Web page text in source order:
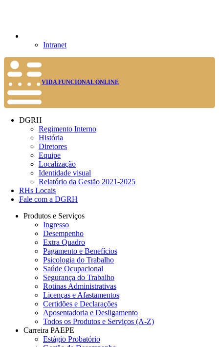
Intranet
VIDA FUNCIONAL ONLINE
DGRH
Regimento Interno
História
Diretores
Equipe
Localização
Identidade visual
Relatório da Gestão 2021-2025
RHs Locais
Fale com a DGRH
Produtos e Serviços
Ingresso
Desempenho
Extra Quadro
Pagamento e Benefícios
Psicologia do Trabalho
Saúde Ocupacional
Segurança do Trabalho
Rotinas Administrativas
Licenças e Afastamentos
Certidões e Declarações
Aposentadoria e Desligamento
Todos os Produtos e Serviços (A-Z)
Carreira PAEPE
Estágio Probatório